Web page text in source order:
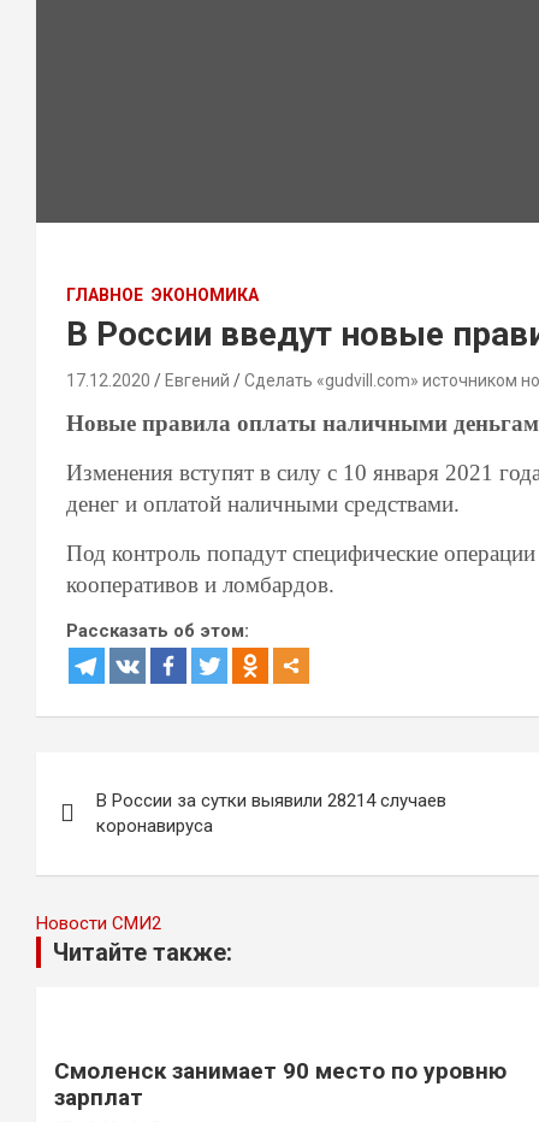
ГЛАВНОЕ ЭКОНОМИКА
В России введут новые
17.12.2020 Евгений Сделать «gudvill.com» источником
Новые правила оплаты наличными
Изменения вступят в силу с 10 января 2021
денег и оплатой наличными средствами.
Под контроль попадут специфические
кооперативов и ломбардов.
Рассказать об этом:
по
записям
В России за сутки выявили 28214 случаев
коронавируса
Новости СМИ2
Читайте также:
Смоленск занимает 90 место по уровню
зарплат